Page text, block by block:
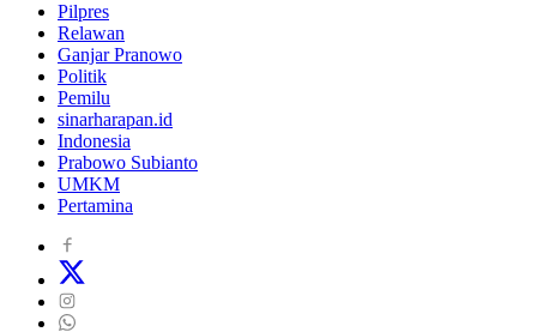
Pilpres
Relawan
Ganjar Pranowo
Politik
Pemilu
sinarharapan.id
Indonesia
Prabowo Subianto
UMKM
Pertamina